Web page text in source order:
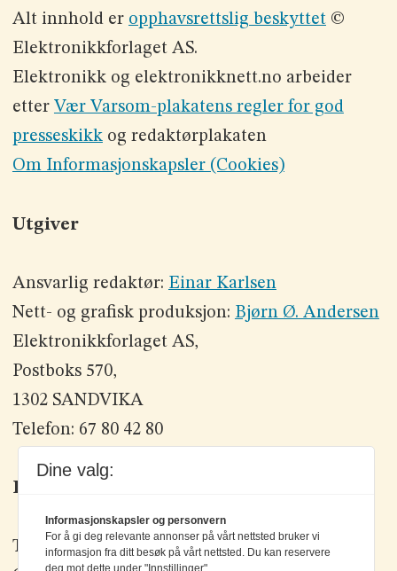
Alt innhold er opphavsrettslig beskyttet©
Elektronikkforlaget AS.
Elektronikk og elektronikknett.no arbeider
etter Vær Varsom-plakatens regler for god
presseskikkog redaktørplakaten
Om Informasjonskapsler (Cookies)
Utgiver
Ansvarlig redaktør: Einar Karlsen
Nett- og grafisk produksjon: Bjørn Ø. Andersen
Elektronikkforlaget AS,
Postboks 570,
1302 SANDVIKA
Telefon: 67 80 42 80
Kontakt oss
Tlf: +47 67 80 42 80
Dine valg:
Informasjonskapsler og personvern
For å gi deg relevante annonser på vårt nettsted bruker vi
informasjon fra ditt besøk på vårt nettsted. Du kan reservere
deg mot dette under "Innstillinger".